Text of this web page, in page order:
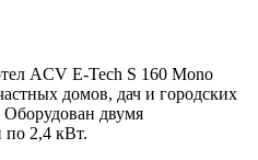
ACV E-Tech S 160 Mono
домов, дач и городских
двумя
по 2,4 кВт.